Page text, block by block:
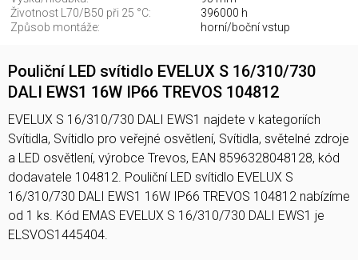
Životnost L70/B50 při 25 °C:
396000 h
Způsob montáže:
horní/boční vstup
Pouliční LED svítidlo EVELUX S 16/310/730
DALI EWS1 16W IP66 TREVOS 104812
EVELUX S 16/310/730 DALI EWS1 najdete v kategoriích
Svítidla, Svítidlo pro veřejné osvětlení, Svítidla, světelné zdroje
a LED osvětlení, výrobce Trevos, EAN 8596328048128, kód
dodavatele 104812. Pouliční LED svítidlo EVELUX S
16/310/730 DALI EWS1 16W IP66 TREVOS 104812 nabízíme
od 1 ks. Kód EMAS EVELUX S 16/310/730 DALI EWS1 je
ELSVOS1445404.